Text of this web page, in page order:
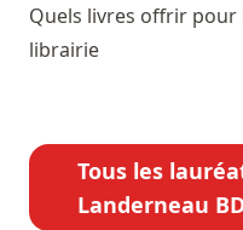
Quels livres offrir pour
librairie
Tous les
Landerneau